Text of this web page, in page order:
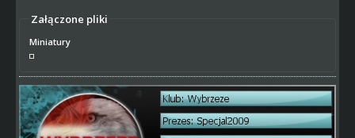
Załączone pliki
Miniatury